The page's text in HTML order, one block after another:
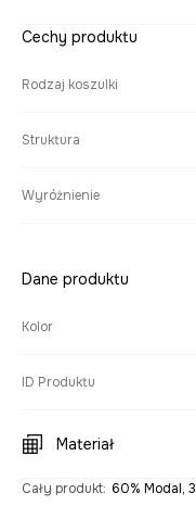
Cechy produktu
Rodzaj koszulki
Struktura
Wyróżnienie
Dane produktu
Kolor
ID Produktu
Materiał
Cały produkt: 60% Modal,